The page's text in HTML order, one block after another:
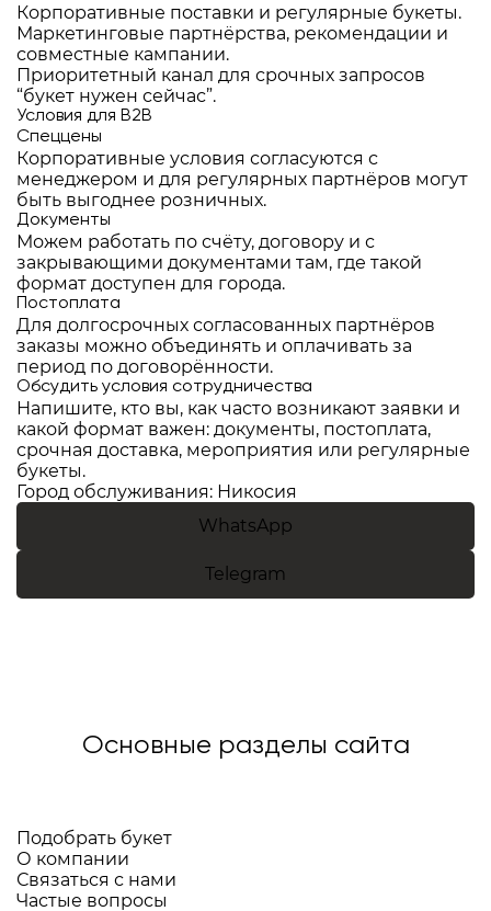
Корпоративные поставки и регулярные букеты.
Маркетинговые партнёрства, рекомендации и
совместные кампании.
Приоритетный канал для срочных запросов
“букет нужен сейчас”.
Условия для B2B
Спеццены
Корпоративные условия согласуются с
менеджером и для регулярных партнёров могут
быть выгоднее розничных.
Документы
Можем работать по счёту, договору и с
закрывающими документами там, где такой
формат доступен для города.
Постоплата
Для долгосрочных согласованных партнёров
заказы можно объединять и оплачивать за
период по договорённости.
Обсудить условия сотрудничества
Напишите, кто вы, как часто возникают заявки и
какой формат важен: документы, постоплата,
срочная доставка, мероприятия или регулярные
букеты.
Город обслуживания: Никосия
WhatsApp
Telegram
Основные разделы сайта
Подобрать букет
О компании
Связаться с нами
Частые вопросы